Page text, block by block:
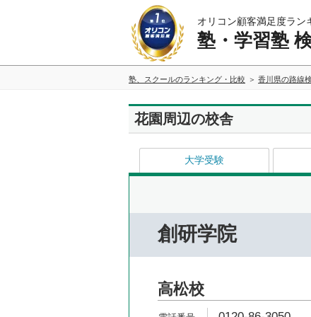
オリコン顧客満足度ラン
塾・学習塾
塾、スクールのランキング・比較 香川県の路線
花園周辺の校舎
大学受験
創研学院
高松校